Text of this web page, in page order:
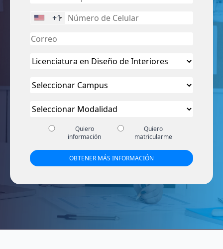
+1
Quiero
información
Quiero
matricularme